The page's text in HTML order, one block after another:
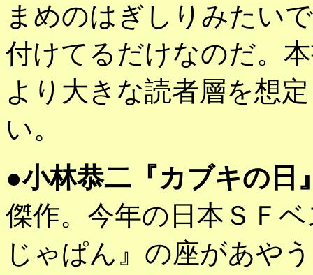
まめのはぎしりみたい
付けてるだけなのだ。
より大きな読者層を想
い。
●小林恭二『カブキの
傑作。今年の日本ＳＦ
じゃぱん』の座があや